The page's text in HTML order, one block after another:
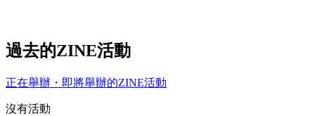
過去的ZINE活動
正在舉辦・即將舉辦的ZINE活動
沒有活動